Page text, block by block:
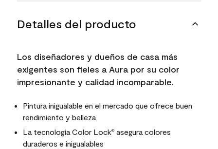
Detalles del producto
Los diseñadores y dueños de casa más
exigentes son fieles a Aura por su color
impresionante y calidad incomparable.
Pintura inigualable en el mercado que ofrece buen
rendimiento y belleza
La tecnología Color Lock® asegura colores
duraderos e inigualables